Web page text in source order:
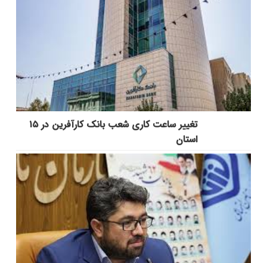
تغییر ساعت کاری شعب بانک کارآفرین در ۱۵
استان